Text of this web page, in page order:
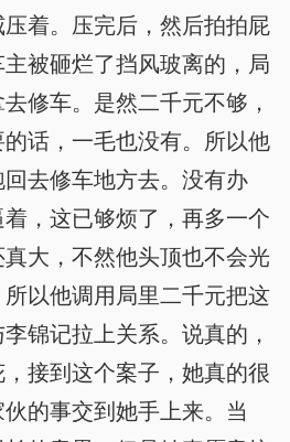
着。压完后，然后拍拍屁
被砸烂了挡风玻离的，局
修车。是然二千元不够，
话，一毛也没有。所以他
去修车地方去。没有办
，这已够烦了，再多一个
大，不然他头顶也不会光
以他调用局里二千元把这
锦记拉上关系。说真的，
接到这个案子，她真的很
的事交到她手上来。当